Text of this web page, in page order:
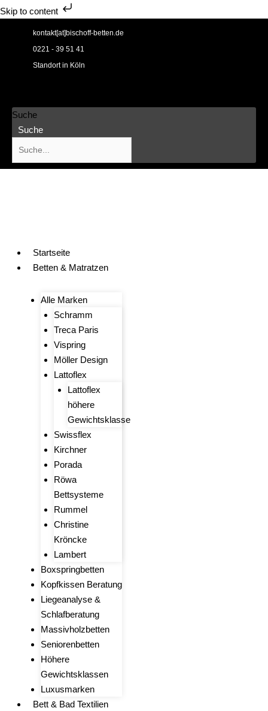
Skip to content
kontakt[at]bischoff-betten.de
0221 - 39 51 41
Standort in Köln
Suche
Suche
Startseite
Betten & Matratzen
Alle Marken
Schramm
Treca Paris
Vispring
Möller Design
Lattoflex
Lattoflex
höhere
Gewichtsklasse
Swissflex
Kirchner
Porada
Röwa
Bettsysteme
Rummel
Christine
Kröncke
Lambert
Boxspringbetten
Kopfkissen Beratung
Liegeanalyse &
Schlafberatung
Massivholzbetten
Seniorenbetten
Höhere
Gewichtsklassen
Luxusmarken
Bett & Bad Textilien